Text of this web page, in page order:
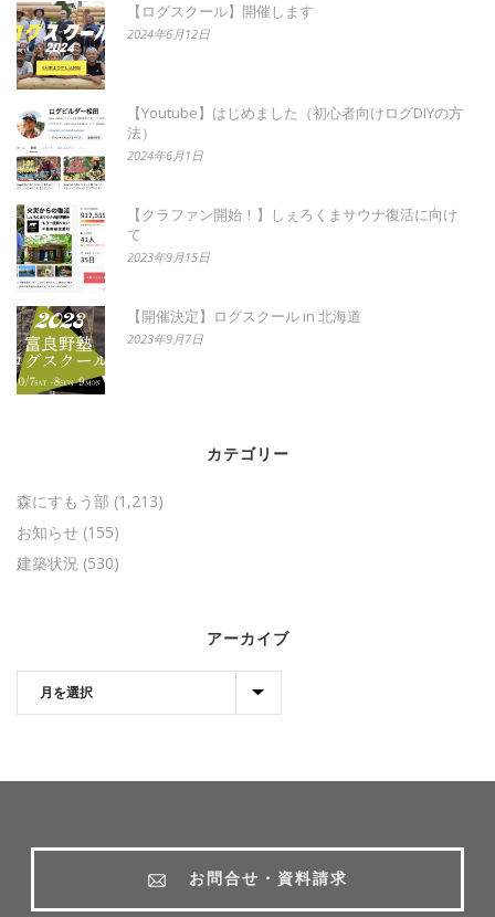
【ログスクール】開催します
2024年6月12日
【Youtube】はじめました（初心者向けログDIYの方
法）
2024年6月1日
【クラファン開始！】しぇろくまサウナ復活に向け
て
2023年9月15日
【開催決定】ログスクール in 北海道
2023年9月7日
カテゴリー
森にすもう部 (1,213)
お知らせ (155)
建築状況 (530)
アーカイブ
お問合せ・資料請求